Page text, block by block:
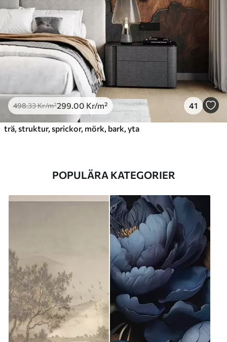
498.33Kr/m²299.00 Kr/m² 41
trä, struktur, sprickor, mörk, bark, yta
POPULÄRA KATEGORIER